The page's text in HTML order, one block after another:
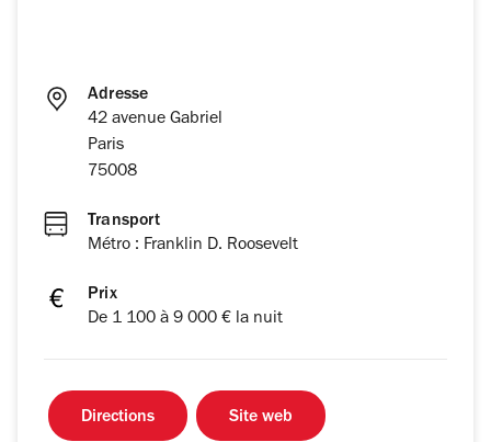
Adresse
42 avenue Gabriel
Paris
75008
Transport
Métro : Franklin D. Roosevelt
Prix
De 1 100 à 9 000 € la nuit
Directions Site web